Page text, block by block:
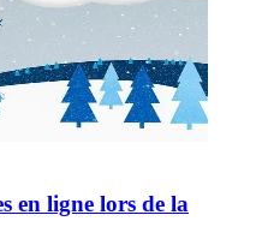
en ligne lors de la